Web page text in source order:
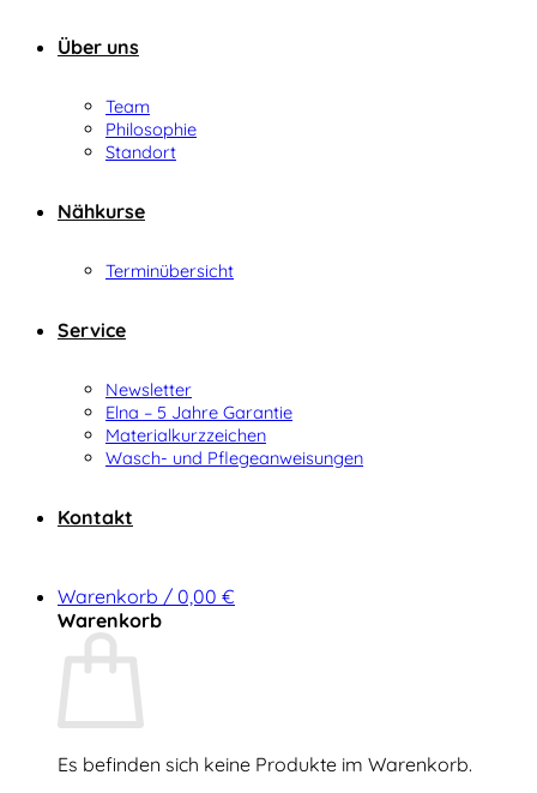
Über uns
Team
Philosophie
Standort
Nähkurse
Terminübersicht
Service
Newsletter
Elna – 5 Jahre Garantie
Materialkurzzeichen
Wasch- und Pflegeanweisungen
Kontakt
Warenkorb / 0,00 €
Warenkorb
Es befinden sich keine Produkte im Warenkorb.